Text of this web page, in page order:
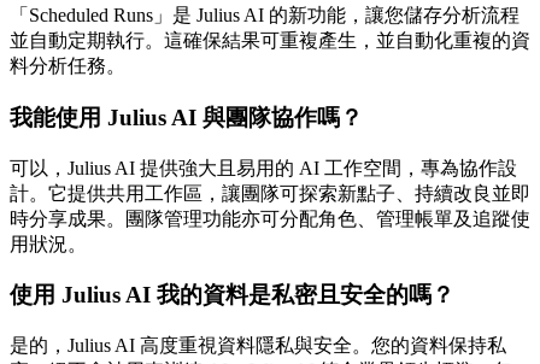
「Scheduled Runs」是 Julius AI 的新功能，讓您儲存分析流程
並自動定期執行。這確保結果可重複產生，並自動化重複的資
料分析任務。
我能使用 Julius AI 與團隊協作嗎？
可以，Julius AI 提供強大且易用的 AI 工作空間，專為協作設
計。它提供共用工作區，讓團隊可探索新點子、持續改良並即
時分享成果。團隊管理功能亦可分配角色、管理帳單及追蹤使
用狀況。
使用 Julius AI 我的資料是私密且安全的嗎？
是的，Julius AI 高度重視資料隱私與安全。您的資料保持私